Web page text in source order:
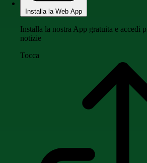
Installa la Web App
Installa la nostra App gratuita e accedi
notizie
Tocca